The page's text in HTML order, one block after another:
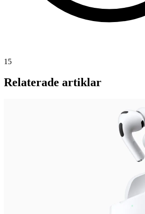
15
Relaterade artiklar